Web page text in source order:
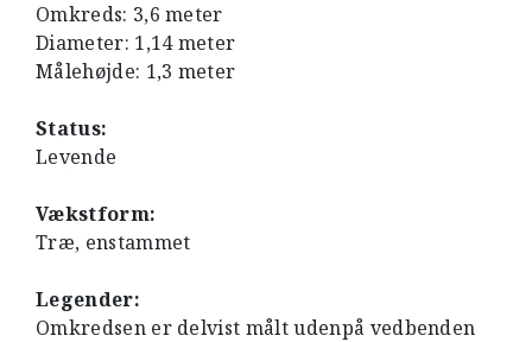
Omkreds: 3,6 meter
Diameter: 1,14 meter
Målehøjde: 1,3 meter
Status:
Levende
Vækstform:
Træ, enstammet
Legender:
Omkredsen er delvist målt udenpå vedbenden